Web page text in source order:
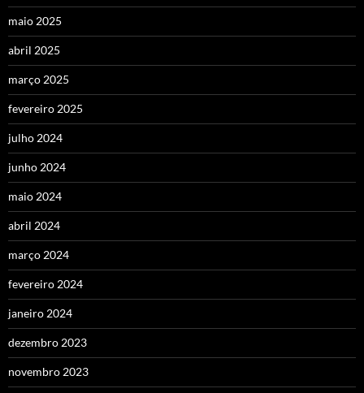
maio 2025
abril 2025
março 2025
fevereiro 2025
julho 2024
junho 2024
maio 2024
abril 2024
março 2024
fevereiro 2024
janeiro 2024
dezembro 2023
novembro 2023